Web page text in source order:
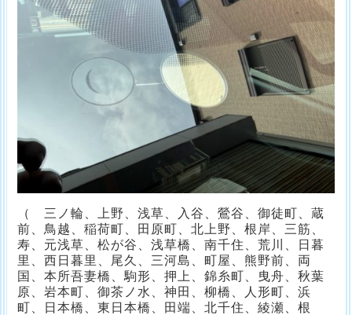
（ 三ノ輪、上野、浅草、入谷、鶯谷、御徒町、蔵
前、鳥越、稲荷町、田原町、北上野、根岸、三筋、
寿、元浅草、松が谷、浅草橋、南千住、荒川、日暮
里、西日暮里、尾久、三河島、町屋、熊野前、両
国、本所吾妻橋、駒形、押上、錦糸町、曳舟、秋葉
原、岩本町、御茶ノ水、神田、柳橋、人形町、浜
町、日本橋、東日本橋、田端、北千住、綾瀬、根